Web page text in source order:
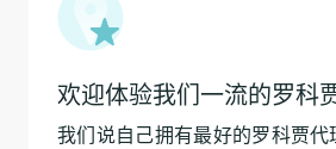
欢迎体验我们一流的罗科
我们说自己拥有最好的罗科贾代